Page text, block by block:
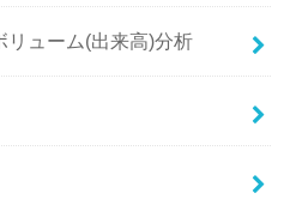
リューム(出来高)分析